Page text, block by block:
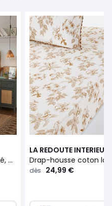
Housse de couette coton lavé, Granadille
LA REDOUTE
dès 24,99 €